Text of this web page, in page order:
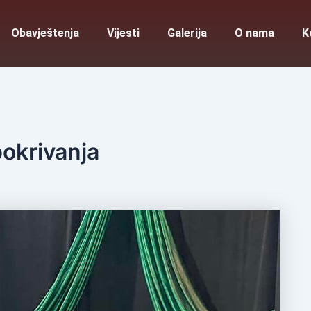
Obavještenja Vijesti Galerija O nama